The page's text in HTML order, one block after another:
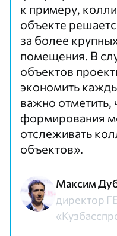
к примеру,
объекте
за более
помещения. В
объектов
экономить
важно отметить,
формирования
отслеживать
объектов».
Максим
директор